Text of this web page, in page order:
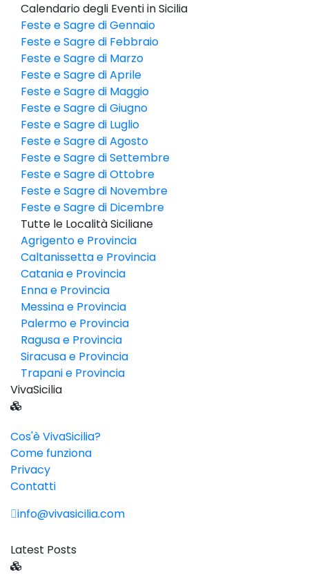
Calendario degli Eventi in Sicilia
Feste e Sagre di Gennaio
Feste e Sagre di Febbraio
Feste e Sagre di Marzo
Feste e Sagre di Aprile
Feste e Sagre di Maggio
Feste e Sagre di Giugno
Feste e Sagre di Luglio
Feste e Sagre di Agosto
Feste e Sagre di Settembre
Feste e Sagre di Ottobre
Feste e Sagre di Novembre
Feste e Sagre di Dicembre
Tutte le Località Siciliane
Agrigento e Provincia
Caltanissetta e Provincia
Catania e Provincia
Enna e Provincia
Messina e Provincia
Palermo e Provincia
Ragusa e Provincia
Siracusa e Provincia
Trapani e Provincia
VivaSicilia
Cos'è VivaSicilia?
Come funziona
Privacy
Contatti
info@vivasicilia.com
Latest Posts